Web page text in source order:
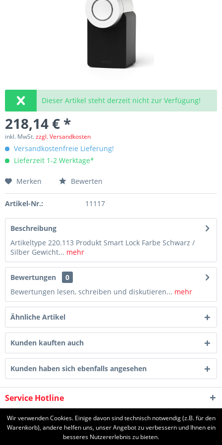
Dieser Artikel steht derzeit nicht zur Verfügung!
218,14 € *
inkl. MwSt.zzgl. Versandkosten
Versandkostenfreie Lieferung!
Lieferzeit 1-2 Werktage*
Merken Bewerten
Artikel-Nr.: 11117
Beschreibung
Artikeltype 220.113 Produkt Smart Lock Farbe Schwarz /
Silber Gewicht... mehr
Bewertungen
0
Bewertungen lesen, schreiben und diskutieren... mehr
Ähnliche Artikel
Kunden kauften auch
Kunden haben sich ebenfalls angesehen
Service Hotline
Shop Service
Wir verwenden Cookies. Einige davon sind technisch notwendig (z.B. für den
Warenkorb), andere helfen uns, unser Angebot zu verbessern und Ihnen ein
besseres Nutzererlebnis zu bieten.